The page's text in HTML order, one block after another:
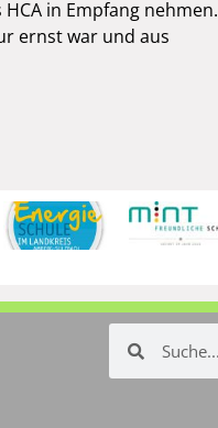
in Empfang nehmen.
ernst war und aus